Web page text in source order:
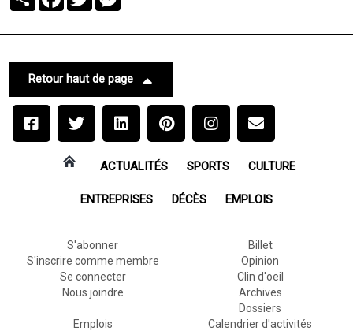
Retour haut de page
ACTUALITÉS SPORTS CULTURE
ENTREPRISES DÉCÈS EMPLOIS
S'abonner
S'inscrire comme membre
Se connecter
Nous joindre
Billet
Opinion
Clin d'oeil
Archives
Dossiers
Emplois
Calendrier d'activités